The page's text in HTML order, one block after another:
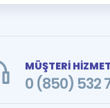
MÜŞTERİ
0 (850) 532